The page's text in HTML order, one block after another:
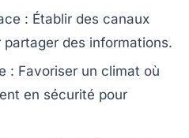
: Établir des canaux
des informations.
: Favoriser un climat où
en sécurité pour